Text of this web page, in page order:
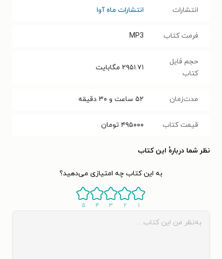
انتشارات انتشارات ماه آوا
فرمت کتاب MP3
حجم فایل
کتاب
۲۹۵۱.۷۱ مگابایت
مدت‌زمان ۵۲ ساعت و ۳۰ دقیقه
قیمت کتاب ۴۹۵۰۰۰ تومان
نظر شما دربارهٔ این کتاب
به این کتاب چه امتیازی می‌دهید؟
۱ ۲ ۳ ۴ ۵